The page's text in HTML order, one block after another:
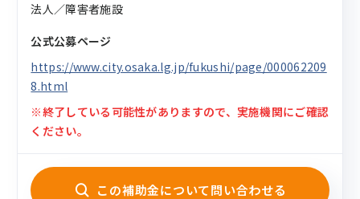
法人／障害者施設
公式公募ページ
https://www.city.osaka.lg.jp/fukushi/page/000062209
8.html
※終了している可能性がありますので、実施機関にご確認
ください。
この補助金について問い合わせる